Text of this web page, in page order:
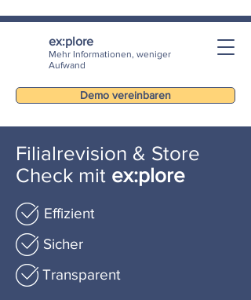
ex:plore
Mehr Informationen, weniger
Aufwand
Demo vereinbaren
Filialrevision & Store
Check mit ex:plore
Effizient
Sicher
Transparent